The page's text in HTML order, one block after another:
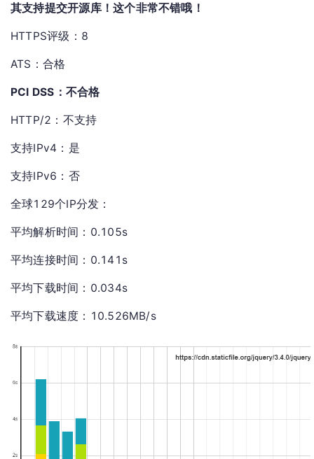
其支持提交开源库！这个非常不错哦！
HTTPS评级：8
ATS：合格
PCI DSS：不合格
HTTP/2：不支持
支持IPv4：是
支持IPv6：否
全球129个IP分发：
平均解析时间：0.105s
平均连接时间：0.141s
平均下载时间：0.034s
平均下载速度：10.526MB/s